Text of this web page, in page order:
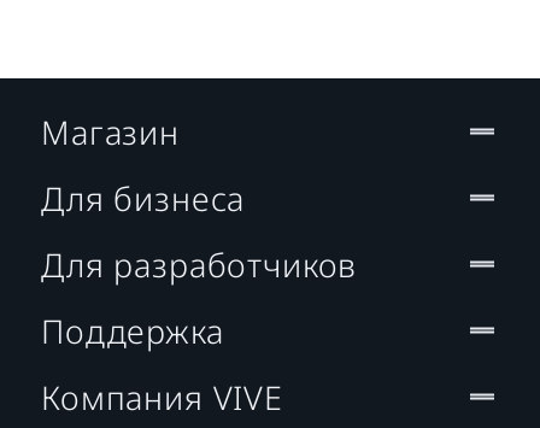
Магазин
Для бизнеса
Для разработчиков
Поддержка
Компания VIVE